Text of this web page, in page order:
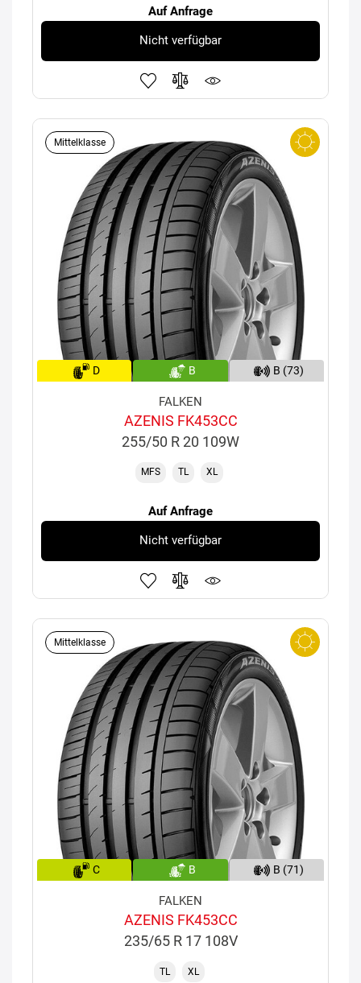
Auf Anfrage
Nicht verfügbar
Mittelklasse
D B B (73)
FALKEN
AZENIS FK453CC
255/50 R 20 109W
MFS TL XL
Auf Anfrage
Nicht verfügbar
Mittelklasse
C B B (71)
FALKEN
AZENIS FK453CC
235/65 R 17 108V
TL XL